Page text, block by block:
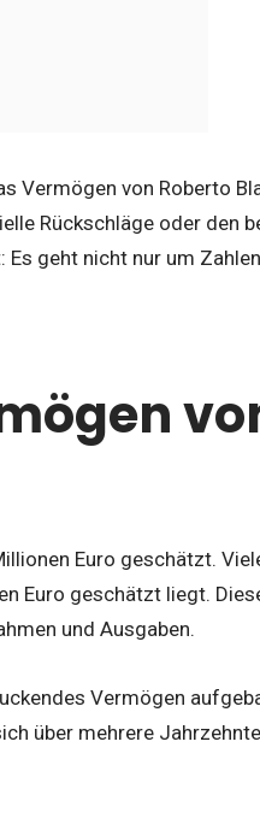
Vermögen von Roberto
Rückschläge oder den
geht nicht nur um
Euro geschätzt.
Euro geschätzt liegt.
und Ausgaben.
Vermögen
über mehrere